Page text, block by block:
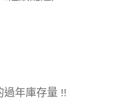
過年庫存量 !!